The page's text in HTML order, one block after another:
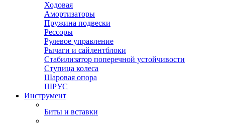
Ходовая
Амортизаторы
Пружина подвески
Рессоры
Рулевое управление
Рычаги и сайлентблоки
Стабилизатор поперечной устойчивости
Ступица колеса
Шаровая опора
ШРУС
Инструмент
Биты и вставки